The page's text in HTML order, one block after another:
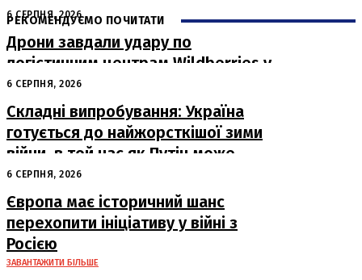
РЕКОМЕНДУЄМО ПОЧИТАТИ
6 СЕРПНЯ, 2026
Дрони завдали удару по
логістичним центрам Wildberries у
Росії
6 СЕРПНЯ, 2026
Складні випробування: Україна
готується до найжорсткішої зими
війни, в той час як Путін може
капітулювати навесні
6 СЕРПНЯ, 2026
Європа має історичний шанс
перехопити ініціативу у війні з
Росією
ЗАВАНТАЖИТИ БІЛЬШЕ